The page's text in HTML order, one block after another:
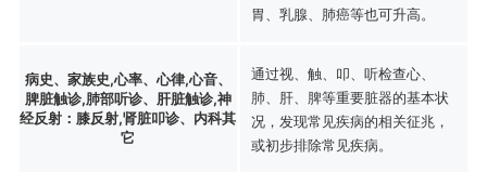
胃、乳腺、肺癌等也可升高。
病史、家族史,心率、心律,心音、
脾脏触诊,肺部听诊、肝脏触诊,神
经反射：膝反射,肾脏叩诊、内科其
它
通过视、触、叩、听检查心、
肺、肝、脾等重要脏器的基本状
况，发现常见疾病的相关征兆，
或初步排除常见疾病。